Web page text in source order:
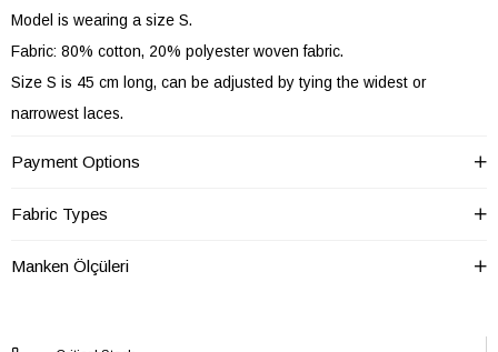
Model is wearing a size S.
Fabric: 80% cotton, 20% polyester woven fabric.
Size S is 45 cm long, can be adjusted by tying the widest or
narrowest laces.
narrowest laces.
Size L is 47 cm long, can be adjusted by tying the widest or
WASH IN COLD WATER
Payment Options
Fabric Types
Manken Ölçüleri